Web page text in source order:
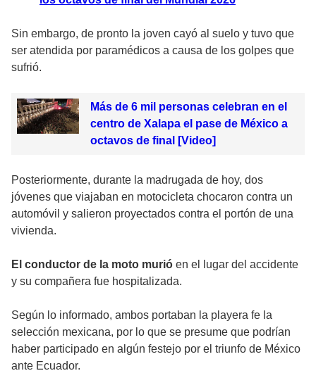
Sin embargo, de pronto la joven cayó al suelo y tuvo que
ser atendida por paramédicos a causa de los golpes que
sufrió.
Más de 6 mil personas celebran en el
centro de Xalapa el pase de México a
octavos de final [Video]
Posteriormente, durante la madrugada de hoy, dos
jóvenes que viajaban en motocicleta chocaron contra un
automóvil y salieron proyectados contra el portón de una
vivienda.
El conductor de la moto murió en el lugar del accidente
y su compañera fue hospitalizada.
Según lo informado, ambos portaban la playera fe la
selección mexicana, por lo que se presume que podrían
haber participado en algún festejo por el triunfo de México
ante Ecuador.